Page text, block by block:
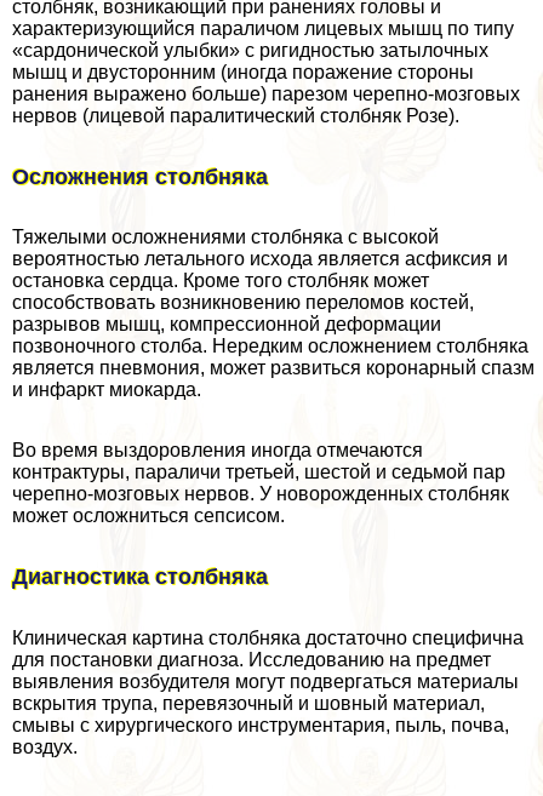
столбняк, возникающий при ранениях головы и
хаpaктеризующийся параличом лицевых мышц по типу
«сардонической улыбки» с ригидностью затылочных
мышц и двусторонним (иногда поражение стороны
ранения выражено больше) парезом черепно-мозговых
нервов (лицевой паралитический столбняк Розе).
Осложнения столбняка
Тяжелыми осложнениями столбняка с высокой
вероятностью летального исхода является асфиксия и
остановка сердца. Кроме того столбняк может
способствовать возникновению переломов костей,
разрывов мышц, компрессионной деформации
позвоночного столба. Нередким осложнением столбняка
является пневмония, может развиться коронарный спазм
и инфаркт миокарда.
Во время выздоровления иногда отмечаются
контpaктуры, параличи третьей, шестой и седьмой пар
черепно-мозговых нервов. У новорожденных столбняк
может осложниться сепсисом.
Диагностика столбняка
Клиническая картина столбняка достаточно специфична
для постановки диагноза. Исследованию на предмет
выявления возбудителя могут подвергаться материалы
вскрытия трупа, перевязочный и шовный материал,
смывы с хирургического инструментария, пыль, почва,
воздух.